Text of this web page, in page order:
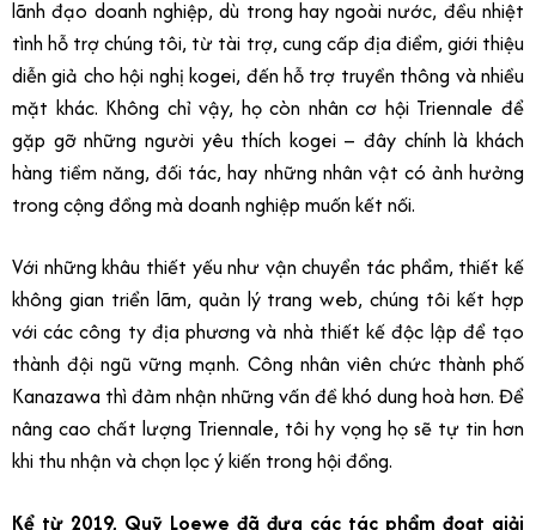
lãnh đạo doanh nghiệp, dù trong hay ngoài nước, đều nhiệt
tình hỗ trợ chúng tôi, từ tài trợ, cung cấp địa điểm, giới thiệu
diễn giả cho hội nghị kogei, đến hỗ trợ truyền thông và nhiều
mặt khác. Không chỉ vậy, họ còn nhân cơ hội Triennale để
gặp gỡ những người yêu thích kogei – đây chính là khách
hàng tiềm năng, đối tác, hay những nhân vật có ảnh hưởng
trong cộng đồng mà doanh nghiệp muốn kết nối.
Với những khâu thiết yếu như vận chuyển tác phẩm, thiết kế
không gian triển lãm, quản lý trang web, chúng tôi kết hợp
với các công ty địa phương và nhà thiết kế độc lập để tạo
thành đội ngũ vững mạnh. Công nhân viên chức thành phố
Kanazawa thì đảm nhận những vấn đề khó dung hoà hơn. Để
nâng cao chất lượng Triennale, tôi hy vọng họ sẽ tự tin hơn
khi thu nhận và chọn lọc ý kiến trong hội đồng.
Kể từ 2019, Quỹ Loewe đã đưa các tác phẩm đoạt giải